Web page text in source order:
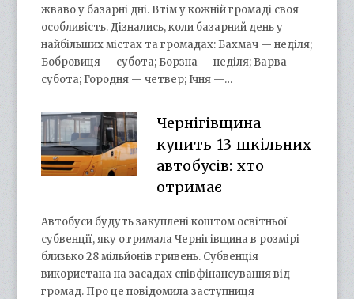
жваво у базарні дні. Втім у кожній громаді своя
особливість. Дізнались, коли базарний день у
найбільших містах та громадах: Бахмач — неділя;
Бобровиця — субота; Борзна — неділя; Варва —
субота; Городня — четвер; Ічня —…
Чернігівщина
купить 13 шкільних
автобусів: хто
отримає
Автобуси будуть закуплені коштом освітньої
субвенції, яку отримала Чернігівщина в розмірі
близько 28 мільйонів гривень. Субвенція
використана на засадах співфінансування від
громад. Про це повідомила заступниця